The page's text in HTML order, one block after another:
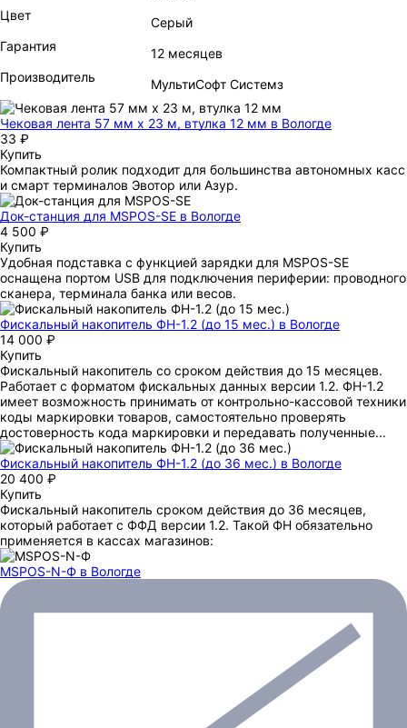
Цвет
Серый
Гарантия
12 месяцев
Производитель
МультиСофт Системз
Чековая лента 57 мм x 23 м, втулка 12 мм в Вологде
33 ₽
Купить
Компактный ролик подходит для большинства автономных касс
и смарт терминалов Эвотор или Азур.
Док-станция для MSPOS-SE в Вологде
4 500 ₽
Купить
Удобная подставка с функцией зарядки для MSPOS-SE
оснащена портом USB для подключения периферии: проводного
сканера, терминала банка или весов.
Фискальный накопитель ФН-1.2 (до 15 мес.) в Вологде
14 000 ₽
Купить
Фискальный накопитель cо сроком действия до 15 месяцев.
Работает с форматом фискальных данных версии 1.2. ФН-1.2
имеет возможность принимать от контрольно-кассовой техники
коды маркировки товаров, самостоятельно проверять
достоверность кода маркировки и передавать полученные...
Фискальный накопитель ФН-1.2 (до 36 мес.) в Вологде
20 400 ₽
Купить
Фискальный накопитель сроком действия до 36 месяцев,
который работает с ФФД версии 1.2. Такой ФН обязательно
применяется в кассах магазинов:
MSPOS-N-Ф в Вологде